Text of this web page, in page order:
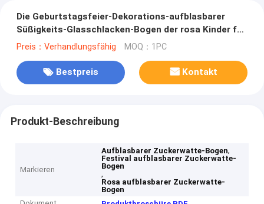
Die Geburtstagsfeier-Dekorations-aufblasbarer
Süßigkeits-Glasschlacken-Bogen der rosa Kinder für
Festival
Preis：Verhandlungsfähig MOQ：1PC
Bestpreis Kontakt
Produkt-Beschreibung
Markieren
Aufblasbarer Zuckerwatte-Bogen,
Festival aufblasbarer Zuckerwatte-
Bogen
,
Rosa aufblasbarer Zuckerwatte-
Bogen